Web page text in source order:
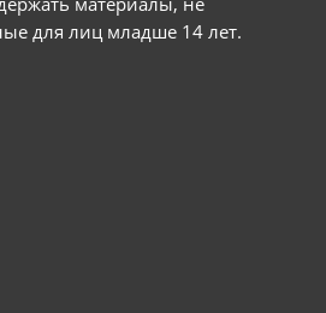
для лиц младше 14 лет.